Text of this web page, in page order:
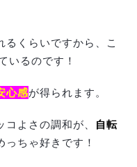
くらいですから、こ
いるのです！
心感が得られます。
よさの調和が、
自転
っちゃ好きです！